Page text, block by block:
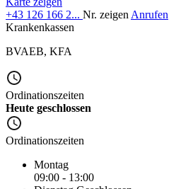
+43 126 166 2... Nr. zeigen Anrufen
Krankenkassen
BVAEB, KFA
Ordinationszeiten
Heute geschlossen
Ordinationszeiten
Montag
09:00 - 13:00